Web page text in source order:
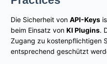
Die Sicherheit vonAPI-Keys
beim Einsatz vonKI Plugins.
Zugang zu kostenpflichtigen
entsprechend geschützt